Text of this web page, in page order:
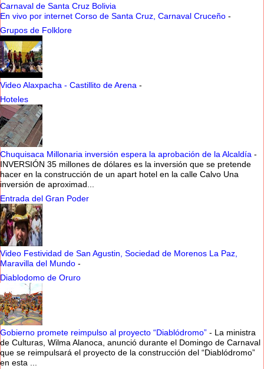
Carnaval de Santa Cruz Bolivia
En vivo por internet Corso de Santa Cruz, Carnaval Cruceño -
Grupos de Folklore
Video Alaxpacha - Castillito de Arena -
Hoteles
Chuquisaca Millonaria inversión espera la aprobación de la Alcaldía -
INVERSIÓN 35 millones de dólares es la inversión que se pretende
hacer en la construcción de un apart hotel en la calle Calvo Una
inversión de aproximad...
Entrada del Gran Poder
Video Festividad de San Agustin, Sociedad de Morenos La Paz,
Maravilla del Mundo -
Diablodomo de Oruro
Gobierno promete reimpulso al proyecto “Diablódromo” - La ministra
de Culturas, Wilma Alanoca, anunció durante el Domingo de Carnaval
que se reimpulsará el proyecto de la construcción del “Diablódromo”
en esta ...